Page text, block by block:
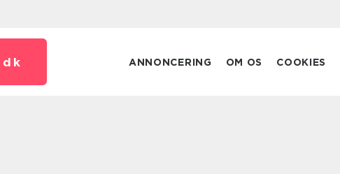
dk ANNONCERING OM OS COOKIES